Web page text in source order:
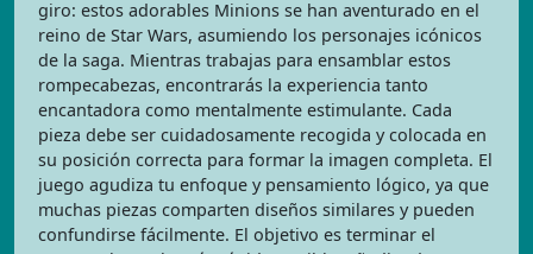
giro: estos adorables Minions se han aventurado en el
reino de Star Wars, asumiendo los personajes icónicos
de la saga. Mientras trabajas para ensamblar estos
rompecabezas, encontrarás la experiencia tanto
encantadora como mentalmente estimulante. Cada
pieza debe ser cuidadosamente recogida y colocada en
su posición correcta para formar la imagen completa. El
juego agudiza tu enfoque y pensamiento lógico, ya que
muchas piezas comparten diseños similares y pueden
confundirse fácilmente. El objetivo es terminar el